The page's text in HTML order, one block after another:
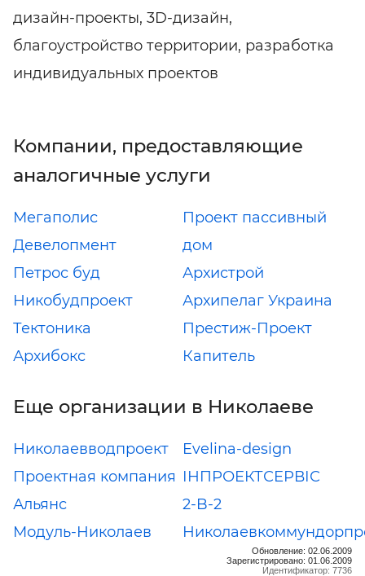
дизайн-проекты, 3D-дизайн,
благоустройство территории, разработка
индивидуальных проектов
Компании, предоставляющие
аналогичные услуги
Мегаполис
Девелопмент
Проект пассивный
дом
Петрос буд
Архистрой
Никобудпроект
Архипелаг Украина
Тектоника
Престиж-Проект
Архибокс
Капитель
Еще организации в Николаеве
Николаевводпроект
Evelina-design
Проектная компания
Альянс
ІНПРОЕКТСЕРВІС
2-B-2
Модуль-Николаев
Обновление: 02.06.2009
Зарегистрировано: 01.06.2009
Идентификатор: 7736